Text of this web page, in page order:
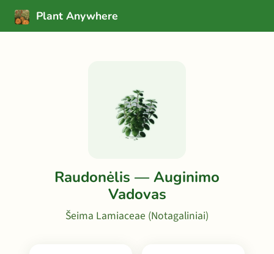
Plant Anywhere
Raudonėlis — Auginimo
Vadovas
Šeima Lamiaceae (Notagaliniai)